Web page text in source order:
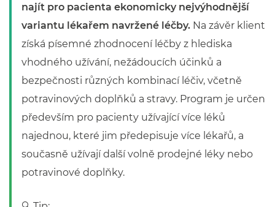
najít pro pacienta ekonomicky nejvýhodnější
variantu lékařem navržené léčby. Na závěr klient
získá písemné zhodnocení léčby z hlediska
vhodného užívání, nežádoucích účinků a
bezpečnosti různých kombinací léčiv, včetně
potravinových doplňků a stravy. Program je určen
především pro pacienty užívající více léků
najednou, které jim předepisuje více lékařů, a
současně užívají další volně prodejné léky nebo
potravinové doplňky.